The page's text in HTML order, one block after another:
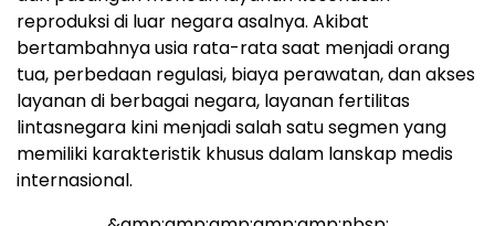
reproduksi di luar negara asalnya. Akibat
bertambahnya usia rata-rata saat menjadi orang
tua, perbedaan regulasi, biaya perawatan, dan akses
layanan di berbagai negara, layanan fertilitas
lintasnegara kini menjadi salah satu segmen yang
memiliki karakteristik khusus dalam lanskap medis
internasional.